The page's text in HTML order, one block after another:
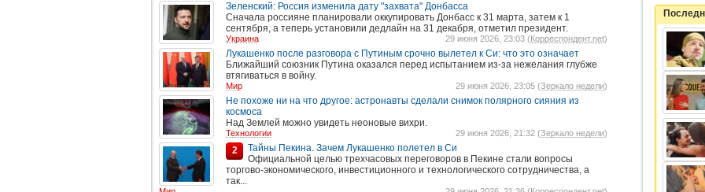
Зеленский: Россия изменила дату "захвата" Донбасса
Сначала россияне планировали оккупировать Донбасс к 31 марта, затем к 1
сентября, а теперь установили дедлайн на 31 декабря, отметил президент.
Украина 29 июня 2026, 23:03 (Корреспондент.net)
Лукашенко после разговора с Путиным срочно вылетел к Си: что это означает
Ближайший союзник Путина оказался перед испытанием из-за нежелания глубже
втягиваться в войну.
Мир 29 июня 2026, 23:05 (Зеркало недели)
Не похоже ни на что другое: астронавты сделали снимок полярного сияния из
космоса
Над Землей можно увидеть неоновые вихри.
Технологии 29 июня 2026, 21:32 (Зеркало недели)
2
Тайны Пекина. Зачем Лукашенко полетел в Си
Официальной целью трехчасовых переговоров в Пекине стали вопросы
торгово-экономического, инвестиционного и технологического сотрудничества, а
так...